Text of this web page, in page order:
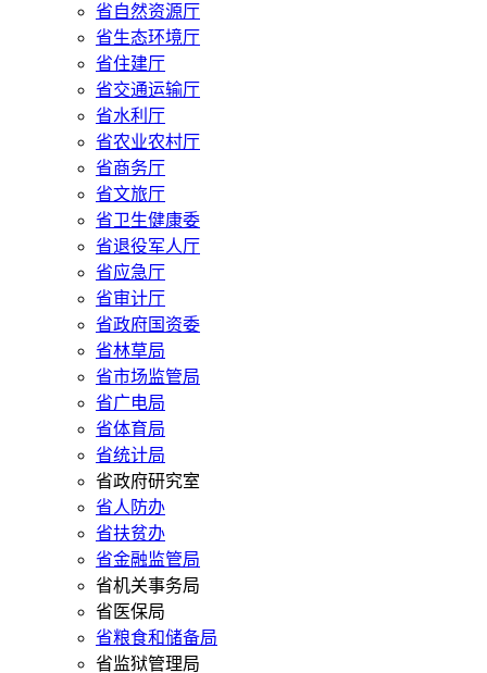
省自然资源厅
省生态环境厅
省住建厅
省交通运输厅
省水利厅
省农业农村厅
省商务厅
省文旅厅
省卫生健康委
省退役军人厅
省应急厅
省审计厅
省政府国资委
省林草局
省市场监管局
省广电局
省体育局
省统计局
省政府研究室
省人防办
省扶贫办
省金融监管局
省机关事务局
省医保局
省粮食和储备局
省监狱管理局